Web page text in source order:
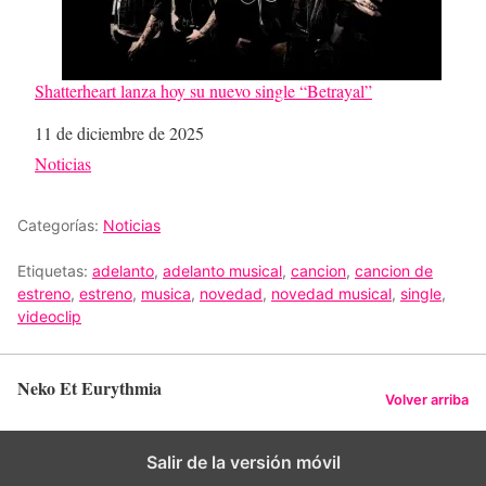
Shatterheart lanza hoy su nuevo single “Betrayal”
Fecha
11 de diciembre de 2025
Respecto a
Noticias
Categorías: Noticias
Etiquetas: adelanto, adelanto musical, cancion, cancion de
estreno, estreno, musica, novedad, novedad musical, single,
videoclip
Neko Et Eurythmia Volver arriba
Salir de la versión móvil